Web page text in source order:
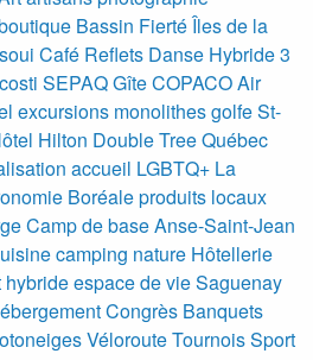
Bassin Fierté Îles de la
Café Reflets Danse Hybride 3
SEPAQ Gîte COPACO Air
excursions monolithes golfe St-
Hilton Double Tree Québec
accueil LGBTQ+ La
Boréale produits locaux
Camp de base Anse-Saint-Jean
camping nature Hôtellerie
espace de vie Saguenay
Congrès Banquets
Véloroute Tournois Sport